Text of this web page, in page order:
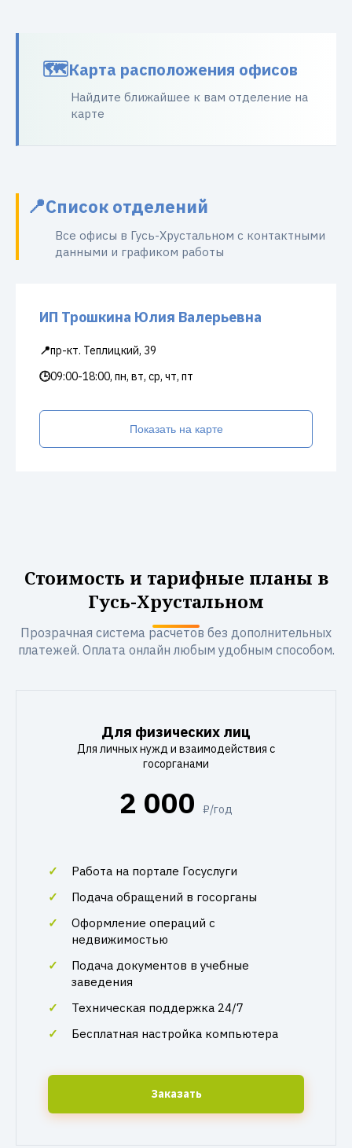
Карта расположения офисов
Найдите ближайшее к вам отделение на
карте
Список отделений
Все офисы в Гусь-Хрустальном с контактными
данными и графиком работы
ИП Трошкина Юлия Валерьевна
📍пр-кт. Теплицкий, 39
🕒09:00-18:00, пн, вт, ср, чт, пт
Показать на карте
Стоимость и тарифные планы в
Гусь-Хрустальном
Прозрачная система расчетов без дополнительных
платежей. Оплата онлайн любым удобным способом.
Для физических лиц
Для личных нужд и взаимодействия с
госорганами
2 000 ₽/год
Работа на портале Госуслуги
Подача обращений в госорганы
Оформление операций с
недвижимостью
Подача документов в учебные
заведения
Техническая поддержка 24/7
Бесплатная настройка компьютера
Заказать